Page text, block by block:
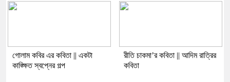
গোলাম কবির এর কবিতা || একটা
কাঙ্ক্ষিত স্বপ্নের গল্প
রীতি চাকমা’র কবিতা || আদিম রাত্রির
কবিতা